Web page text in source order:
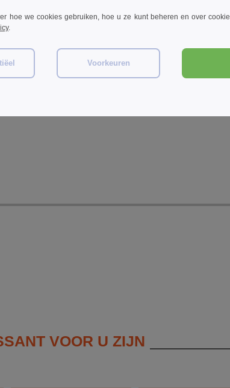
en tochtbescherming.
VOOR U ZIJN
hoe we cookies gebruiken, hoe u ze kunt beheren en over
.
Voorkeuren